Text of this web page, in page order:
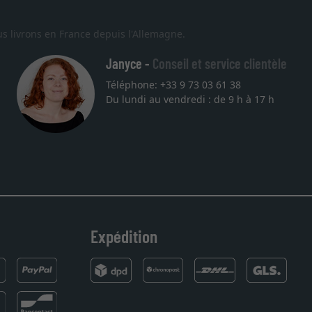
livrons en France depuis l'Allemagne.
sont au rendez
Merci.
Janyce - Conseil et service clientèle
Téléphone: +33 9 73 03 61 38
Du lundi au vendredi : de 9 h à 17 h
Expédition